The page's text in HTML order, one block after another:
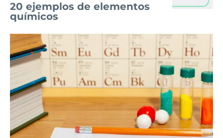
20 ejemplos de elementos
químicos